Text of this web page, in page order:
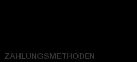
ZAHLUNGSMETHODEN